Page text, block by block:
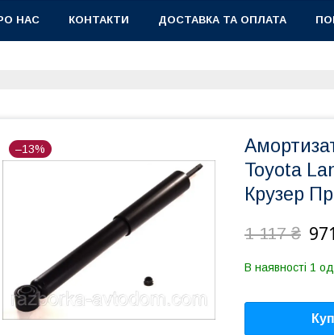
НАС КОНТАКТИ ДОСТАВКА ТА ОПЛАТА
–13%
Toyota
Крузер
1 117 ₴
В наявності 1